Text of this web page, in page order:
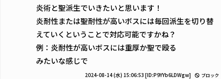
炎術と聖派生でいきたいと思います！
炎耐性または聖耐性が高いボスには毎回派生を切り替
えていくということで対応可能ですかね？
例：炎耐性が高いボスには重厚か聖で殴る
みたいな感じで
2024-08-14 (水) 15:06:53 [ID:P9YYb6LDWgw] ブロック